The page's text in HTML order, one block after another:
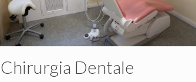
Chirurgia Dentale